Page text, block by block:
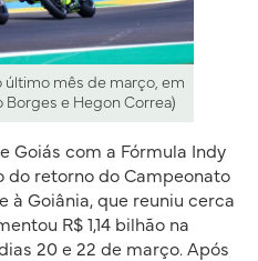
mês de março, em
Borges e Hegon Correa)
Goiás com a Fórmula Indy
do retorno do Campeonato
à Goiânia, que reuniu cerca
R$ 1,14 bilhão na
20 e 22 de março. Após